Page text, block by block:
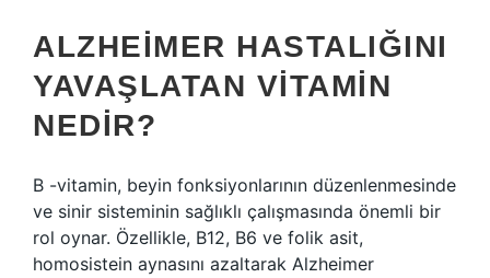
ALZHEIMER HASTALIĞINI
YAVAŞLATAN VITAMIN
NEDIR?
B -vitamin, beyin fonksiyonlarının düzenlenmesinde
ve sinir sisteminin sağlıklı çalışmasında önemli bir
rol oynar. Özellikle, B12, B6 ve folik asit,
homosistein aynasını azaltarak Alzheimer